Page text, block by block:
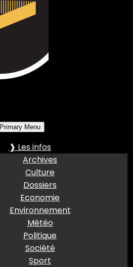
Primary Menu
❱ Les infos
Archives
Culture
Dossiers
Economie
Environnement
Météo
Politique
Société
Sport